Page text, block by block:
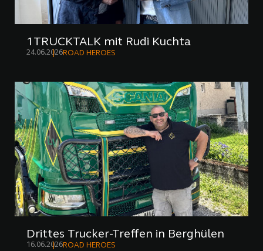
1TRUCKTALK mit Rudi Kuchta
24.06.2026ROAD HEROES
Drittes Trucker-Treffen in Berghülen
16.06.2026ROAD HEROES